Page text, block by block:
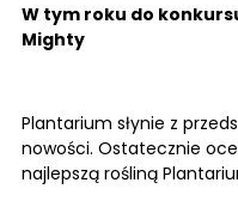
W tym roku do
Mighty
Plantarium słynie z
nowości. Ostatecznie
najlepszą rośliną